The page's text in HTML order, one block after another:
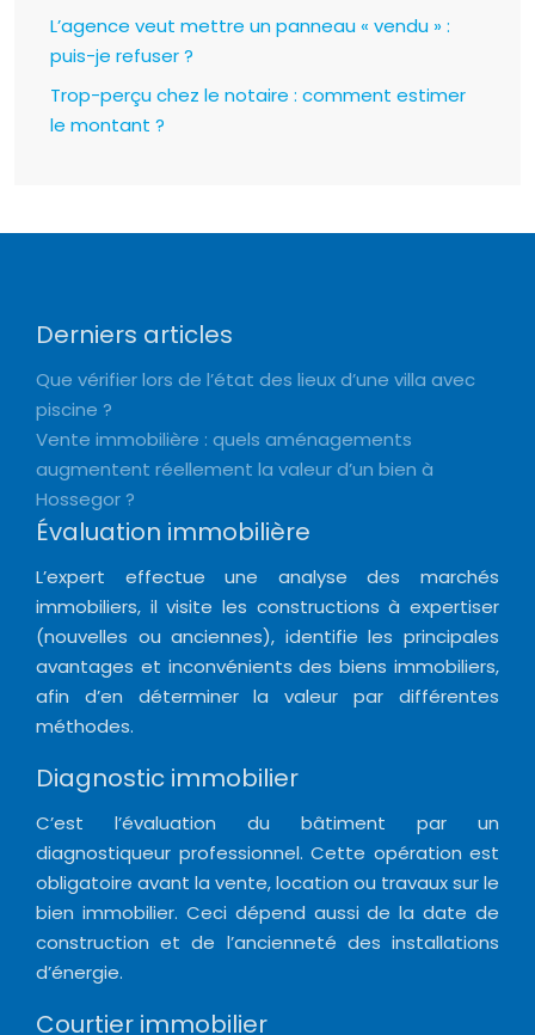
L’agence veut mettre un panneau « vendu » :
puis-je refuser ?
Trop-perçu chez le notaire : comment estimer
le montant ?
Derniers articles
Que vérifier lors de l’état des lieux d’une villa avec
piscine ?
Vente immobilière : quels aménagements
augmentent réellement la valeur d’un bien à
Hossegor ?
Évaluation immobilière
L’expert effectue une analyse des marchés
immobiliers, il visite les constructions à expertiser
(nouvelles ou anciennes), identifie les principales
avantages et inconvénients des biens immobiliers,
afin d’en déterminer la valeur par différentes
méthodes.
Diagnostic immobilier
C’est l’évaluation du bâtiment par un
diagnostiqueur professionnel. Cette opération est
obligatoire avant la vente, location ou travaux sur le
bien immobilier. Ceci dépend aussi de la date de
construction et de l’ancienneté des installations
d’énergie.
Courtier immobilier